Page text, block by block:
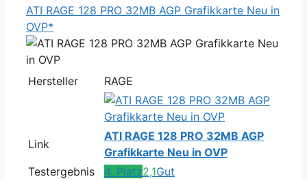
ATI RAGE 128 PRO 32MB AGP Grafikkarte Neu in
OVP*
Hersteller RAGE
Link
ATI RAGE 128 PRO 32MB AGP
Grafikkarte Neu in OVP
Testergebnis
4. Platz2,1Gut